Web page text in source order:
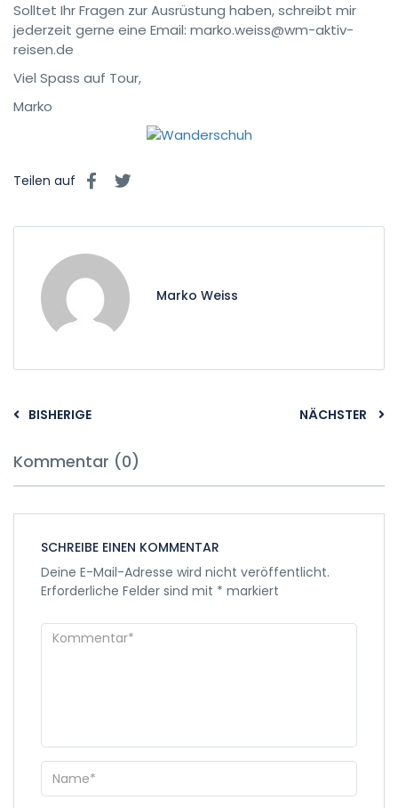
Solltet Ihr Fragen zur Ausrüstung haben, schreibt mir
jederzeit gerne eine Email: marko.weiss@wm-aktiv-
reisen.de
Viel Spass auf Tour,
Marko
Teilen auf
Marko Weiss
BISHERIGE NÄCHSTER
Kommentar (0)
SCHREIBE EINEN KOMMENTAR
Deine E-Mail-Adresse wird nicht veröffentlicht.
Erforderliche Felder sind mit * markiert